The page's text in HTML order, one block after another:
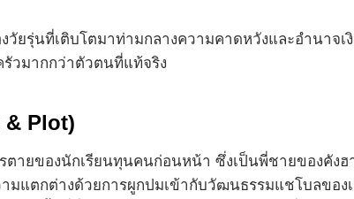
งวัยรุ่นที่เติบโตมาท่ามกลางความคาดหวังและอำนา
วมากกว่าตัวตนที่แท้จริง
& Plot)
ตายของนักเรียนทุนคนก่อนหน้า ซึ่งเป็นพี่ชายของคัง
มแตกต่างด้วยการผูกปมเข้ากับวัฒนธรรมแชโบลของ